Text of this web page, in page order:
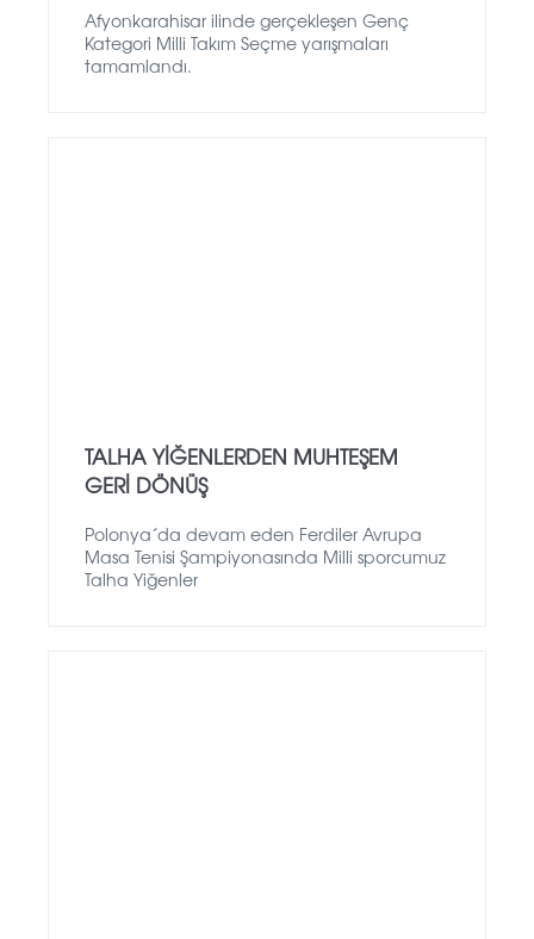
Afyonkarahisar ilinde gerçekleşen Genç
Kategori Milli Takım Seçme yarışmaları
tamamlandı.
TALHA YİĞENLERDEN MUHTEŞEM
GERİ DÖNÜŞ
Polonya´da devam eden Ferdiler Avrupa
Masa Tenisi Şampiyonasında Milli sporcumuz
Talha Yiğenler